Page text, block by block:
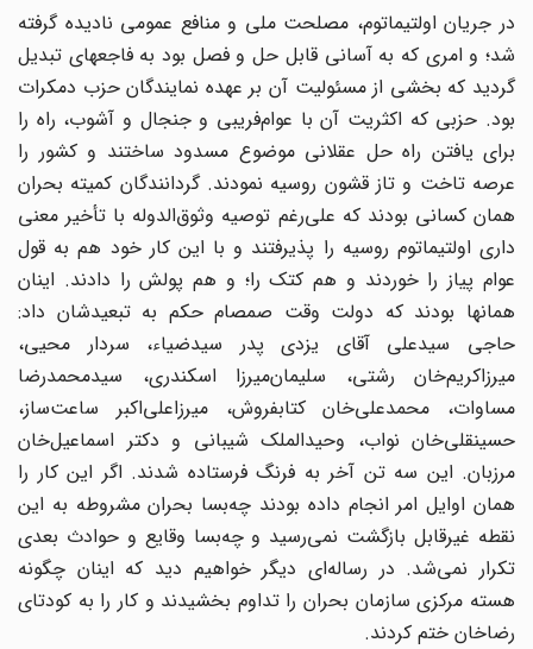
در جریان اولتیماتوم، مصلحت ملی و منافع عمومی نادیده گرفته
شد؛ و امری که به آسانی قابل حل و فصل بود به فاجعه‎ای تبدیل
گردید که بخشی از مسئولیت آن بر عهده نمایندگان حزب دمکرات
بود. حزبی که اکثریت آن با عوام‌فریبی و جنجال و آشوب، راه را
برای یافتن راه حل عقلانی موضوع مسدود ساختند و کشور را
عرصه تاخت و تاز قشون روسیه نمودند. گردانندگان کمیته بحران
همان کسانی بودند که علی‌رغم توصیه وثوق‌الدوله با تأخیر معنی
داری اولتیماتوم روسیه را پذیرفتند و با این کار خود هم به قول
عوام پیاز را خوردند و هم کتک را؛ و هم پولش را دادند. اینان
همانها بودند که دولت وقت صمصام حکم به تبعیدشان داد:
حاجی سیدعلی آقای یزدی پدر سیدضیاء، سردار محیی،
میرزاکریم‌خان رشتی، سلیمان‌میرزا اسکندری، سیدمحمدرضا
مساوات، محمدعلی‌خان کتابفروش، میرزاعلی‌اکبر ساعت‌ساز،
حسینقلی‌خان نواب، وحید‌الملک شیبانی و دکتر اسماعیل‌خان
مرزبان. این سه تن آخر به فرنگ فرستاده شدند. اگر این‌ کار را
همان اوایل امر انجام داده بودند چه‌بسا بحران مشروطه به این
نقطه غیرقابل بازگشت نمی‌رسید و چه‌بسا وقایع و حوادث بعدی
تکرار نمی‌شد. در رساله‌ای دیگر خواهیم دید که اینان چگونه
هسته مرکزی سازمان بحران را تداوم بخشیدند و کار را به کودتای
رضاخان ختم کردند.